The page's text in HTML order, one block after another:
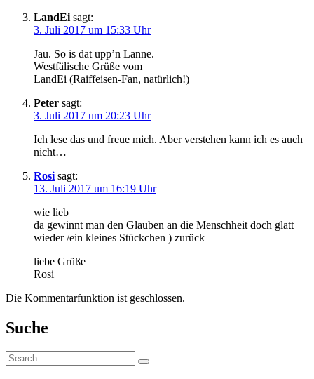
LandEi sagt:
3. Juli 2017 um 15:33 Uhr
Jau. So is dat upp’n Lanne.
Westfälische Grüße vom
LandEi (Raiffeisen-Fan, natürlich!)
Peter sagt:
3. Juli 2017 um 20:23 Uhr
Ich lese das und freue mich. Aber verstehen kann ich es auch
nicht…
Rosi sagt:
13. Juli 2017 um 16:19 Uhr
wie lieb
da gewinnt man den Glauben an die Menschheit doch glatt
wieder /ein kleines Stückchen ) zurück
liebe Grüße
Rosi
Die Kommentarfunktion ist geschlossen.
Suche
Suche: